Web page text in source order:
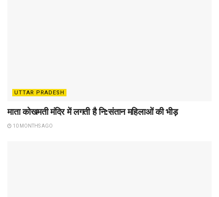
UTTAR PRADESH
माता कोखमती मंदिर में लगती है नि:संतान महिलाओं की भीड़
10 MONTHS AGO